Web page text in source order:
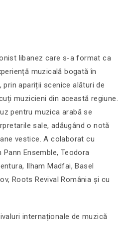
libanez care s-a format ca
muzicală bogată în
prin apariții scenice alături de
muzicieni din această regiune.
pentru muzica arabă se
sale, adăugând o notă
vestice. A colaborat cu
Ensemble, Teodora
Ilham Madfai, Basel
Roots Revival România și cu
internaționale de muzică